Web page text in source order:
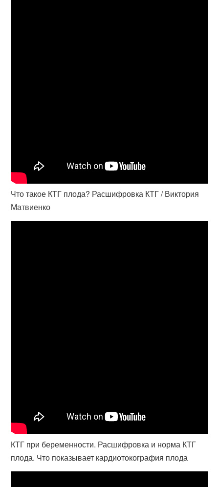
Что такое КТГ плода? Расшифровка КТГ / Виктория
Матвиенко
КТГ при беременности. Расшифровка и норма КТГ
плода. Что показывает кардиотокография плода